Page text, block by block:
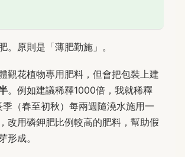
。原則是「薄肥勤施」。
觀花植物專用肥料，但會把包裝上建
。例如建議稀釋1000倍，我就稀釋
（春至初秋）每兩週隨澆水施用一
改用磷鉀肥比例較高的肥料，幫助假
形成。